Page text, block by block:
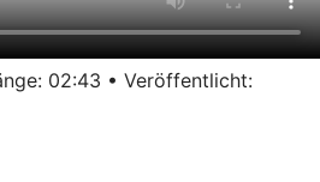
02:43 • Veröffentlicht: